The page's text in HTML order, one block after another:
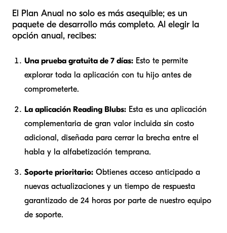
El Plan Anual no solo es más asequible; es un
paquete de desarrollo más completo. Al elegir la
opción anual, recibes:
Una prueba gratuita de 7 días: Esto te permite
explorar toda la aplicación con tu hijo antes de
comprometerte.
La aplicación Reading Blubs: Esta es una aplicación
complementaria de gran valor incluida sin costo
adicional, diseñada para cerrar la brecha entre el
habla y la alfabetización temprana.
Soporte prioritario: Obtienes acceso anticipado a
nuevas actualizaciones y un tiempo de respuesta
garantizado de 24 horas por parte de nuestro equipo
de soporte.